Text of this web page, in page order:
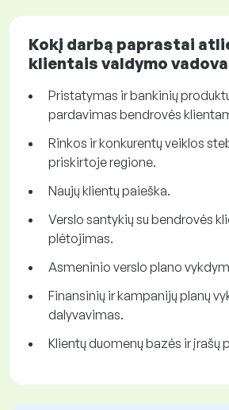
Kokį darbą paprastai
klientais valdymo
Pristatymas ir bankinių
pardavimas bendrovės
Rinkos ir konkurentų veiklos
priskirtoje regione.
Naujų klientų paieška.
Verslo santykių su bendrovės
plėtojimas.
Asmeninio verslo plano
Finansinių ir kampanijų planų
dalyvavimas.
Klientų duomenų bazės ir įrašų